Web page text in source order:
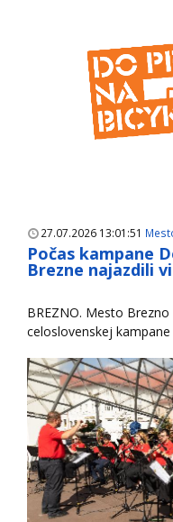
27.07.2026 13:01:51
Počas kampane
Brezne najazdili
BREZNO. Mesto
celoslovenskej